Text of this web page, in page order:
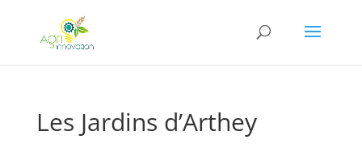
Les Jardins d’Arthey